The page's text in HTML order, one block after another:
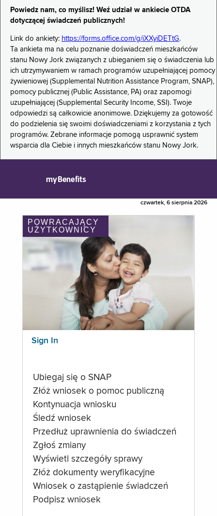
Powiedz nam, co myślisz! Weź udział w ankiecie OTDA
dotyczącej świadczeń publicznych!
Link do ankiety: https://forms.office.com/g/iXXyiDETtG.
Ta ankieta ma na celu poznanie doświadczeń mieszkańców
stanu Nowy Jork związanych z ubieganiem się o świadczenia lub
ich utrzymywaniem w ramach programów uzupełniającej pomocy
żywieniowej (Supplemental Nutrition Assistance Program, SNAP),
pomocy publicznej (Public Assistance, PA) oraz zapomogi
uzupełniającej (Supplemental Security Income, SSI). Twoje
odpowiedzi są całkowicie anonimowe. Dziękujemy za gotowość
do podzielenia się swoimi doświadczeniami z korzystania z tych
programów. Zebrane informacje pomogą usprawnić system
wsparcia dla Ciebie i innych mieszkańców stanu Nowy Jork.
myBenefits
czwartek, 6 sierpnia 2026
POWRACAJĄCY
UŻYTKOWNICY
Sign In
Ubiegaj się o SNAP
Złóż wniosek o pomoc publiczną
Kontynuacja wniosku
Śledź wniosek
Przedłuż uprawnienia do świadczeń
Zgłoś zmiany
Wyświetl szczegóły sprawy
Złóż dokumenty weryfikacyjne
Wniosek o zastąpienie świadczeń
Podpisz wniosek